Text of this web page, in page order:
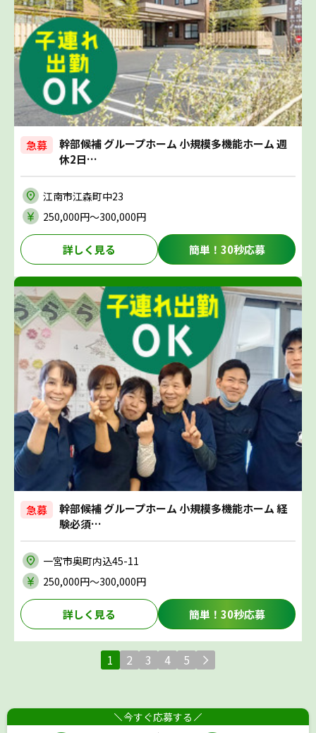
今すぐ応募する
急募
幹部候補 グループホーム 小規模多機能ホーム 週
休2日…
江南市江森町中23
250,000円〜300,000円
詳しく見る 簡単！30秒応募
急募
幹部候補 グループホーム 小規模多機能ホーム 経
験必須…
一宮市奥町内込45-11
250,000円〜300,000円
詳しく見る 簡単！30秒応募
1 2 3 4 5